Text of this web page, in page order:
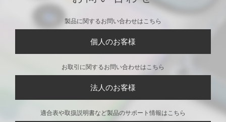
製品に関するお問い合わせはこちら
個人のお客様
お取引に関するお問い合わせはこちら
法人のお客様
適合表や取扱説明書など製品のサポート情報はこちら